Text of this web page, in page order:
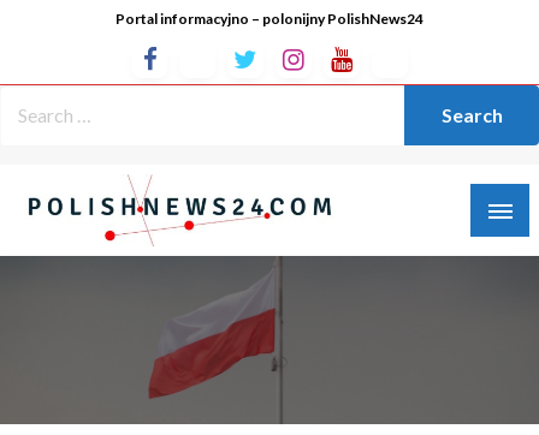
Portal informacyjno – polonijny PolishNews24